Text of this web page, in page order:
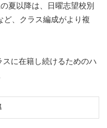
夏以降は、日曜志望校別
ど、クラス編成がより複
に在籍し続けるためのハ